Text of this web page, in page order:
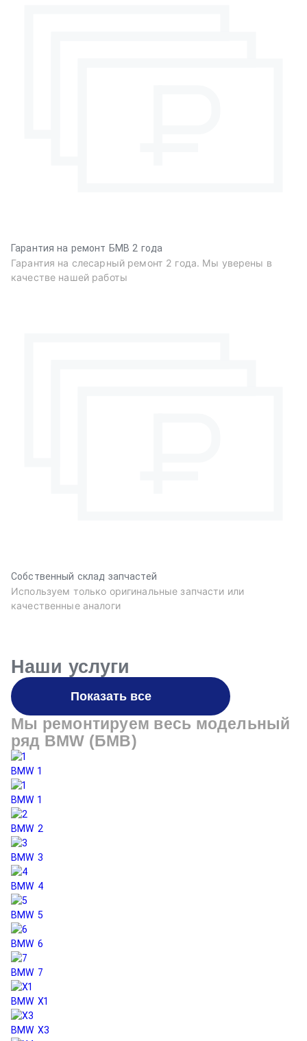
Гарантия на ремонт БМВ 2 года
Гарантия на слесарный ремонт 2 года. Мы уверены в
качестве нашей работы
Собственный склад запчастей
Используем только оригинальные запчасти или
качественные аналоги
Наши услуги
Показать все
Мы ремонтируем весь модельный
ряд BMW (БМВ)
BMW 1
BMW 1
BMW 2
BMW 3
BMW 4
BMW 5
BMW 6
BMW 7
BMW X1
BMW X3